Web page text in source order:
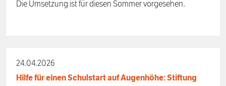
Die Umsetzung ist für diesen Sommer vorgesehen.
24.04.2026
Hilfe für einen Schulstart auf Augenhöhe: Stiftung